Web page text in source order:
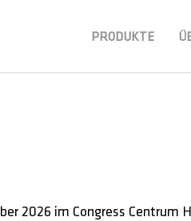
PRODUKTE
2026 im Congress Centrum